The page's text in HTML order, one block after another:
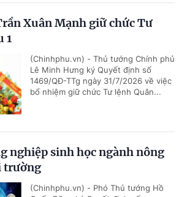
Xuân Mạnh giữ chức Tư
1
(Chinhphu.vn) - Thủ tướng Chính phủ
Lê Minh Hưng ký Quyết định số
1469/QĐ-TTg ngày 31/7/2026 về việc
bổ nhiệm giữ chức Tư lệnh Quân...
nghiệp sinh học ngành nông
trường
(Chinhphu.vn) - Phó Thủ tướng Hồ